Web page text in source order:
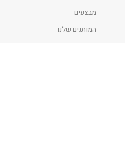
מבצעים
המותגים שלנו